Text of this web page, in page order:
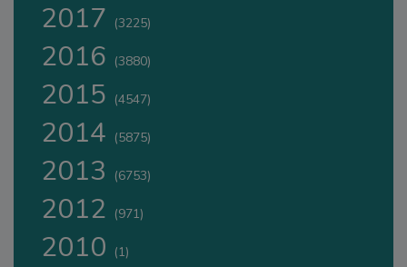
2017 (3225)
2016 (3880)
2015 (4547)
2014 (5875)
2013 (6753)
2012 (971)
2010 (1)